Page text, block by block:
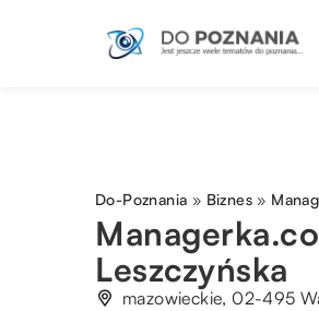
Do-Poznania » Biznes »
Leszczyńska
mazowieckie, 02-495